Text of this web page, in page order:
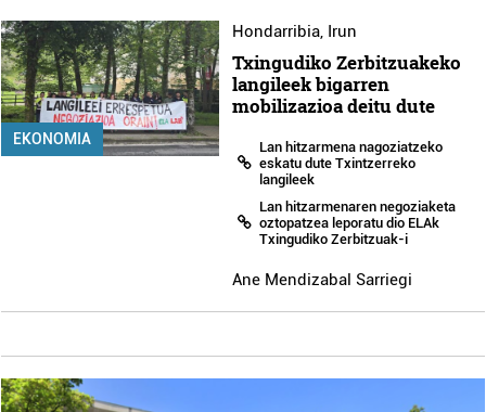
EKONOMIA
Hondarribia, Irun
Txingudiko Zerbitzuakeko
langileek bigarren
mobilizazioa deitu dute
Lan hitzarmena nagoziatzeko
eskatu dute Txintzerreko
langileek
Lan hitzarmenaren negoziaketa
oztopatzea leporatu dio ELAk
Txingudiko Zerbitzuak-i
Ane Mendizabal Sarriegi